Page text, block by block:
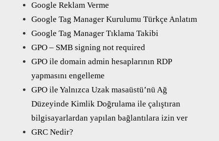
Google Reklam Verme
Google Tag Manager Kurulumu Türkçe Anlatım
Google Tag Manager Tıklama Takibi
GPO – SMB signing not required
GPO ile domain admin hesaplarının RDP
yapmasını engelleme
GPO ile Yalnızca Uzak masaüstü’nü Ağ
Düzeyinde Kimlik Doğrulama ile çalıştıran
bilgisayarlardan yapılan bağlantılara izin ver
GRC Nedir?